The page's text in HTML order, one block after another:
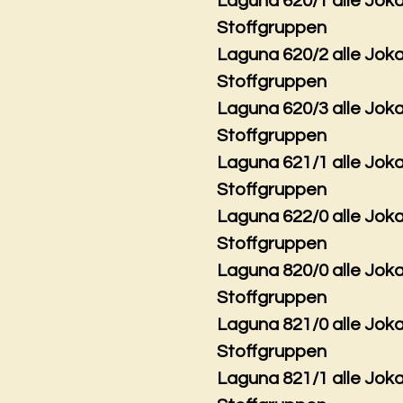
Stoffgruppen
Laguna 620/2 alle
Stoffgruppen
Laguna 620/3 alle
Stoffgruppen
Laguna 621/1 alle
Stoffgruppen
Laguna 622/0 alle
Stoffgruppen
Laguna 820/0 alle
Stoffgruppen
Laguna 821/0 alle
Stoffgruppen
Laguna 821/1 alle